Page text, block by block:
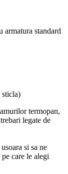
standard
termopan,
legate de
si sa ne
care le alegi